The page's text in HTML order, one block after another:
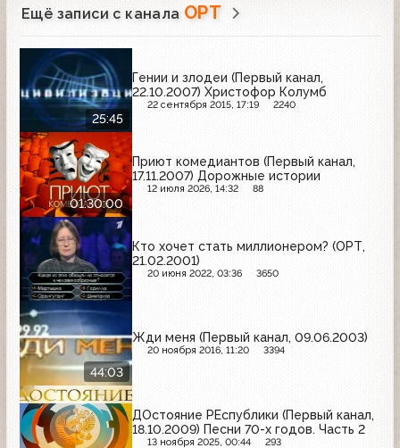
Ещё записи с канала ОРТ
25:45
Гении и злодеи (Первый канал,
22.10.2007) Христофор Колумб
22 сентября 2015, 17:19 2240
01:30:00
Приют комедиантов (Первый канал,
17.11.2007) Дорожные истории
12 июля 2026, 14:32 88
Кто хочет стать миллионером? (ОРТ,
21.02.2001)
20 июня 2022, 03:36 3650
44:03
Жди меня (Первый канал, 09.06.2003)
20 ноября 2016, 11:20 3394
ДОстояние РЕспублики (Первый канал,
18.10.2009) Песни 70-х годов. Часть 2
13 ноября 2025, 00:44 293